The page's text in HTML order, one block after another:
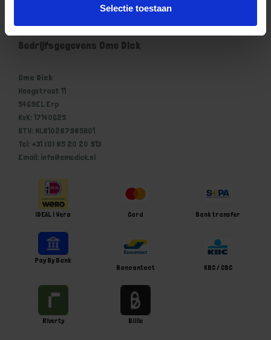
Selectie toestaan
Bedrijfsgegevens Ome Dick
Ome Dick
Hoogstraat 11
5469EL Erp
KvK: 17140625
BTW: NL810287985B01
Tel: +31 (0) 85 20 20 913
Email: info@omedick.nl
iDEAL | Wero Card Bank transfer
Pay By Bank
Bancontact
KBC / CBC
Riverty Billie